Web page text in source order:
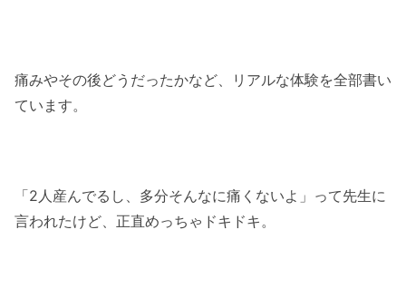
痛みやその後どうだったかなど、リアルな体験を全部書い
ています。
「2人産んでるし、多分そんなに痛くないよ」って先生に
言われたけど、正直めっちゃドキドキ。